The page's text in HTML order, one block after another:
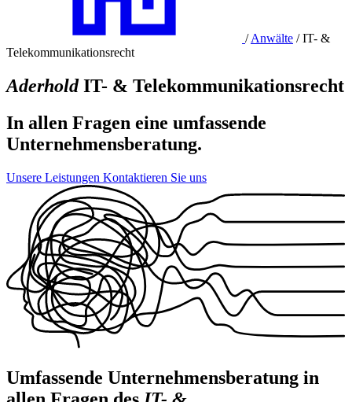
/ Anwälte / IT- &
Telekommunikationsrecht
Aderhold IT- & Telekommunikationsrecht
In allen Fragen eine umfassende
Unternehmens­beratung.
Unsere Leistungen Kontaktieren Sie uns
Umfassende Unternehmensberatung in